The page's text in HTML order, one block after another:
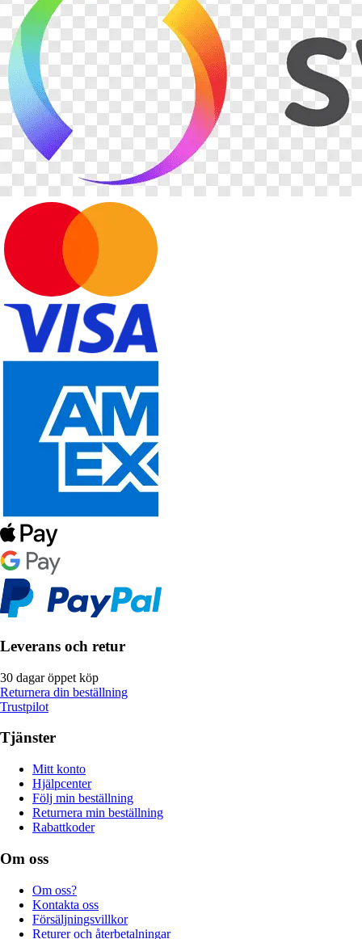
Leverans och retur
30 dagar öppet köp
Returnera din beställning
Trustpilot
Tjänster
Mitt konto
Hjälpcenter
Följ min beställning
Returnera min beställning
Rabattkoder
Om oss
Om oss?
Kontakta oss
Försäljningsvillkor
Returer och återbetalningar